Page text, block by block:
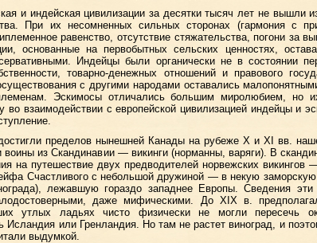
и индейская цивилизации за десятки тысяч лет не вышли
При их несомненных сильных сторонах (гармония с
равенство, отсутствие стяжательства, погони за
основанные на первобытных сельских ценностях,
Индейцы были органически не в состоянии
товарно-денежных отношений и правового
с другими народами оставались
Эскимосы отличались большим миролюбием, но
во взаимодействии с европейской цивилизацией индейцы и
пределов нынешней Канады на рубеже X и XI вв.
из Скандинавии — викинги (норманны, варяги). В
на путешествие двух предводителей норвежских викингов
Счастливого с небольшой дружиной — в некую заморскую
лежавшую гораздо западнее Европы. Сведения эти
даже мифическими. До XIX в.
утлых ладьях чисто физически не могли пересечь
Исландия или Гренландия. Но там не растет виноград, и
выдумкой.